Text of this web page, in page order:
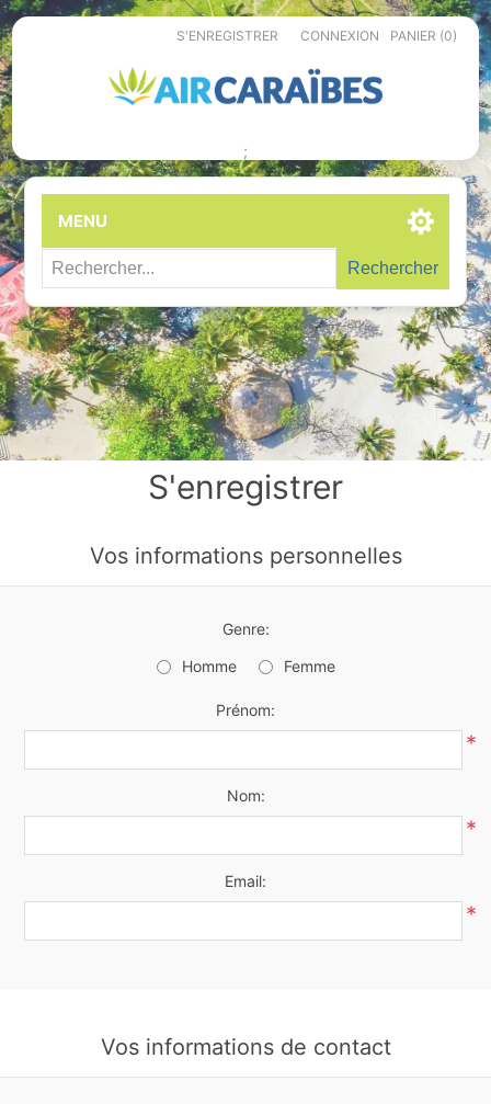
S'ENREGISTRER CONNEXION PANIER (0)
;
MENU
Rechercher
S'enregistrer
Vos informations personnelles
Genre:
Homme
Femme
Prénom:
*
Nom:
*
Email:
*
Vos informations de contact